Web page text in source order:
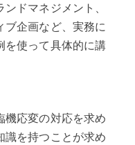
ドマネジメント、
企画など、実務に
を使って具体的に講
機応変の対応を求め
識を持つことが求め